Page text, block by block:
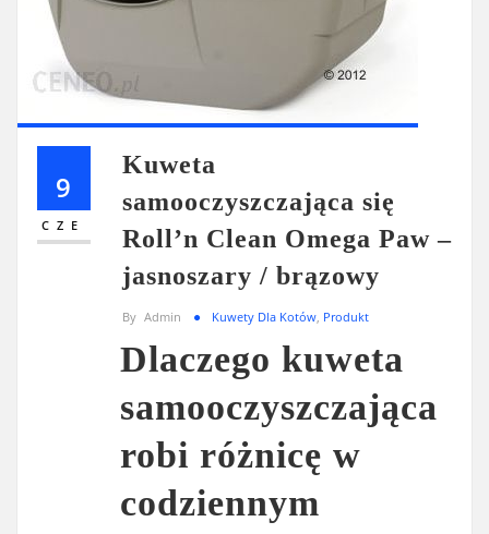
9
CZE
Kuweta
samooczyszczająca się
Roll’n Clean Omega Paw –
jasnoszary / brązowy
By Admin Kuwety Dla Kotów Produkt
Dlaczego kuweta
samooczyszczająca
robi różnicę w
codziennym